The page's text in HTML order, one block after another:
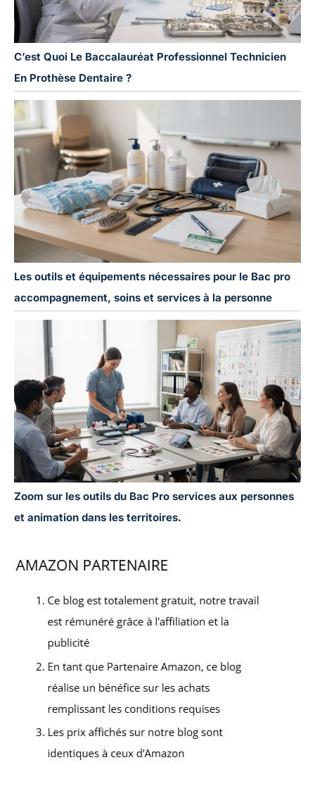
C’est Quoi Le Baccalauréat Professionnel Technicien
En Prothèse Dentaire ?
Les outils et équipements nécessaires pour le Bac pro
accompagnement, soins et services à la personne
Zoom sur les outils du Bac Pro services aux personnes
et animation dans les territoires.